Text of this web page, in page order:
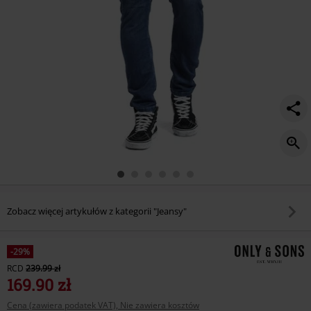
Zobacz więcej artykułów z kategorii "Jeansy"
-29%
RCD 239.99 zł
169.90 zł
Cena (zawiera podatek VAT), Nie zawiera kosztów